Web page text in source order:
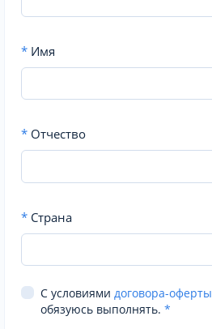
* Имя
* Отчество
* Страна
С условиями договора-оферты
обязуюсь выполнять. *